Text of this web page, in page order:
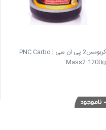
کربومس2 پی ان سی | PNC Carbo
Mass2-1200g